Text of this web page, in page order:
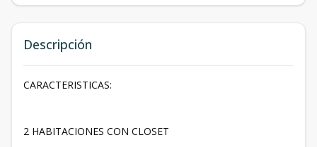
Descripción
CARACTERISTICAS:
2 HABITACIONES CON CLOSET